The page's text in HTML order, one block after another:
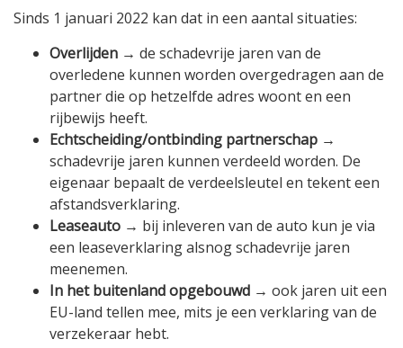
Sinds 1 januari 2022 kan dat in een aantal situaties:
Overlijden → de schadevrije jaren van de
overledene kunnen worden overgedragen aan de
partner die op hetzelfde adres woont en een
rijbewijs heeft.
Echtscheiding/ontbinding partnerschap →
schadevrije jaren kunnen verdeeld worden. De
eigenaar bepaalt de verdeelsleutel en tekent een
afstandsverklaring.
Leaseauto → bij inleveren van de auto kun je via
een leaseverklaring alsnog schadevrije jaren
meenemen.
In het buitenland opgebouwd → ook jaren uit een
EU-land tellen mee, mits je een verklaring van de
verzekeraar hebt.